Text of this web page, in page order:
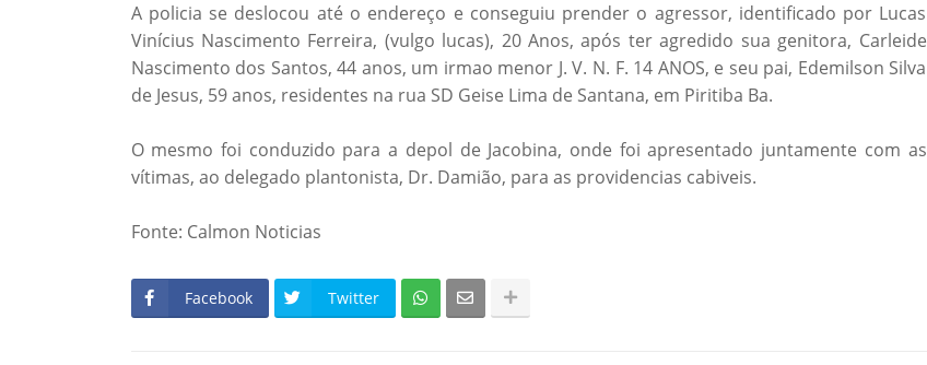
A policia se deslocou até o endereço e conseguiu prender o agressor, identificado por Lucas
Vinícius Nascimento Ferreira, (vulgo lucas), 20 Anos, após ter agredido sua genitora, Carleide
Nascimento dos Santos, 44 anos, um irmao menor J. V. N. F. 14 ANOS, e seu pai, Edemilson Silva
de Jesus, 59 anos, residentes na rua SD Geise Lima de Santana, em Piritiba Ba.
O mesmo foi conduzido para a depol de Jacobina, onde foi apresentado juntamente com as
vítimas, ao delegado plantonista, Dr. Damião, para as providencias cabiveis.
Fonte: Calmon Noticias
Facebook Twitter